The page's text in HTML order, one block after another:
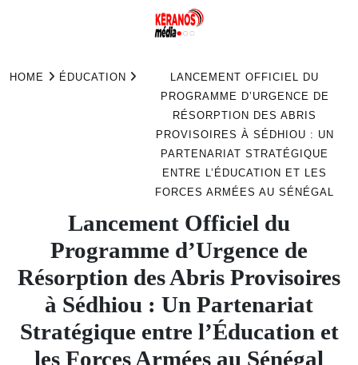
HOME ÉDUCATION
LANCEMENT OFFICIEL DU
PROGRAMME D’URGENCE DE
RÉSORPTION DES ABRIS
PROVISOIRES À SÉDHIOU : UN
PARTENARIAT STRATÉGIQUE
ENTRE L’ÉDUCATION ET LES
FORCES ARMÉES AU SÉNÉGAL
Lancement Officiel du
Programme d’Urgence de
Résorption des Abris Provisoires
à Sédhiou : Un Partenariat
Stratégique entre l’Éducation et
les Forces Armées au Sénégal